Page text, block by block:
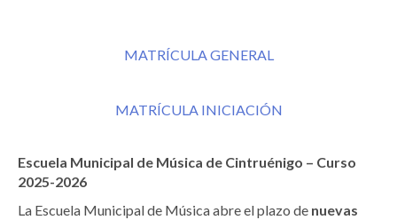
MATRÍCULA GENERAL
MATRÍCULA INICIACIÓN
Escuela Municipal de Música de Cintruénigo – Curso
2025-2026
La Escuela Municipal de Música abre el plazo de nuevas